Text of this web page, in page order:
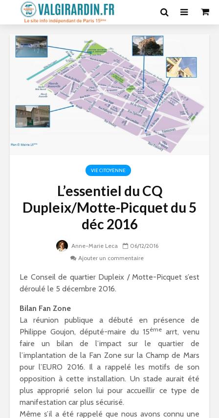
VIE CITOYENNE
L’essentiel du CQ
Dupleix/Motte-Picquet du 5
déc 2016
Anne-Marie Leca
06/12/2016
Ajouter un commentaire
Le Conseil de quartier Dupleix / Motte-Picquet s’est
déroulé le 5 décembre 2016.
Bilan Fan Zone
La réunion publique a débuté en présence de
Philippe Goujon, député-maire du 15èmearrt, venu
faire un bilan de l’impact sur le quartier de
l’implantation de la Fan Zone sur la Champ de Mars
pour l’EURO 2016. Il a rappelé les motifs de son
opposition à cette installation. Un stade aurait été
plus approprié selon lui pour accueillir ce type de
manifestation car plus sécurisé.
Même s’il a été rappelé que nous avons connu une